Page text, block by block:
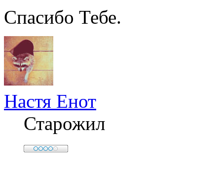
Спасибо Тебе.
Настя Енот
Старожил